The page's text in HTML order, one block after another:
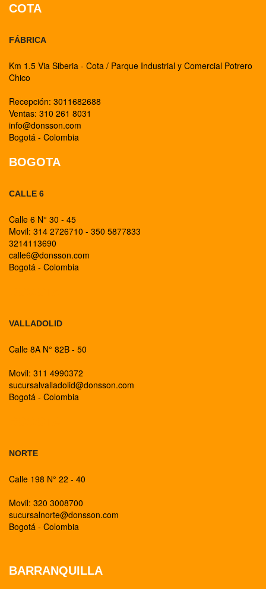
COTA
FÁBRICA
Km 1.5 Via Siberia - Cota / Parque Industrial y Comercial Potrero
Chico
Recepción: 3011682688
Ventas: 310 261 8031
info@donsson.com
Bogotá - Colombia
BOGOTA
CALLE 6
Calle 6 N° 30 - 45
Movil: 314 2726710 - 350 5877833
3214113690
calle6@donsson.com
Bogotá - Colombia
VALLADOLID
Calle 8A N° 82B - 50
Movil: 311 4990372
sucursalvalladolid@donsson.com
Bogotá - Colombia
NORTE
Calle 198 N° 22 - 40
Movil: 320 3008700
sucursalnorte@donsson.com
Bogotá - Colombia
BARRANQUILLA